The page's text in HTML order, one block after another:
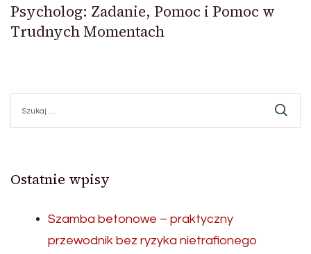
Psycholog: Zadanie, Pomoc i Pomoc w
Trudnych Momentach
Ostatnie wpisy
Szamba betonowe – praktyczny
przewodnik bez ryzyka nietrafionego